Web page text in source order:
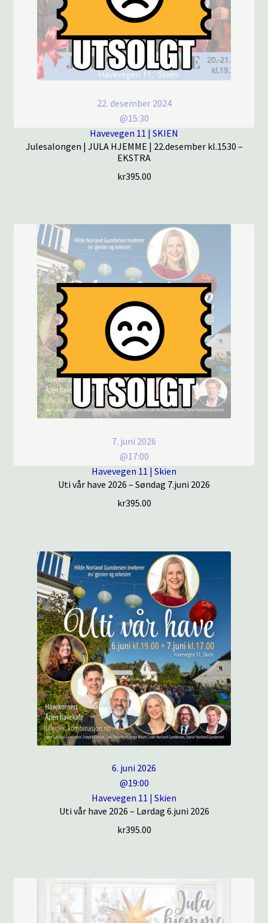
22. desember 2024
@15:30
Havevegen 11 | SKIEN
Julesalongen | JULA HJEMME | 22.desember kl.1530 –
EKSTRA
kr395.00
7. juni 2026
@17:00
Havevegen 11 | Skien
Uti vår have 2026 – Søndag 7.juni 2026
kr395.00
6. juni 2026
@19:00
Havevegen 11 | Skien
Uti vår have 2026 – Lørdag 6.juni 2026
kr395.00